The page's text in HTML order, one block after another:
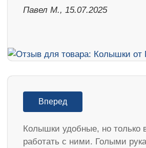
Павел М., 15.07.2025
Вперед
Колышки удобные, но только
работать с ними. Голыми